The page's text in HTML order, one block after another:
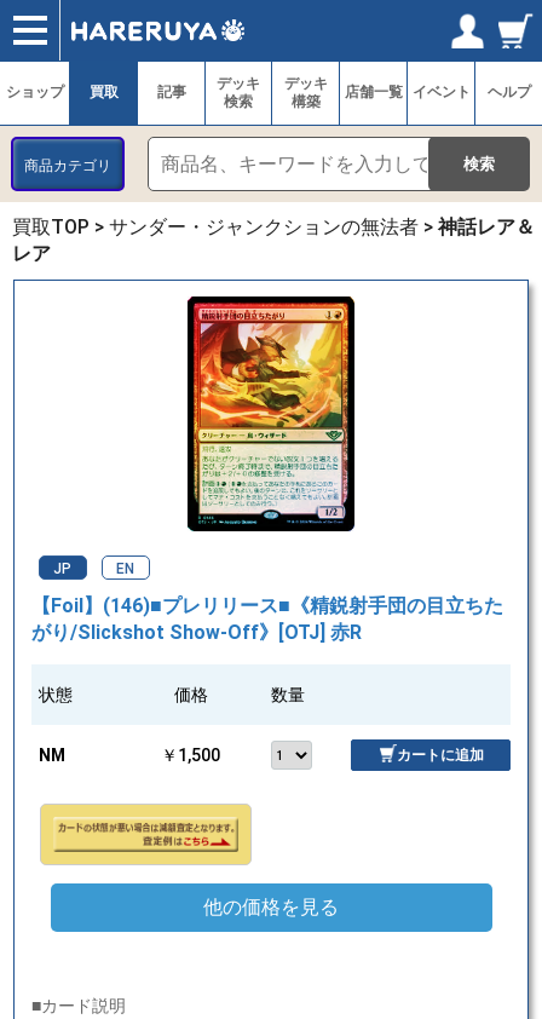
ショップ
買取
記事
デッキ検索
デッキ構築
選手一覧
店舗一覧
イベント
ヘルプ
お問い合わせ ログイン／会員登録
マイページ
ショップ 買取 記事
デッキ
検索
デッキ
構築
店舗一覧 イベント ヘルプ
商品カテゴリ
買取TOP > サンダー・ジャンクションの無法者 > 神話レア＆
レア
JP EN
【Foil】(146)■プレリリース■《精鋭射手団の目立ちた
がり/Slickshot Show-Off》[OTJ] 赤R
状態 価格 数量
NM ￥1,500 カートに追加
他の価格を見る
■カード説明